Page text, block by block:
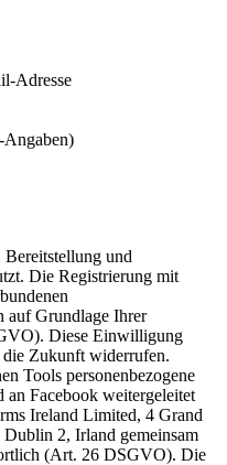
Adresse
Angaben)
und
Die Registrierung mit
auf Grundlage Ihrer
Diese Einwilligung
Zukunft widerrufen.
Tools personenbezogene
an Facebook weitergeleitet
Ireland Limited, 4 Grand
2, Irland gemeinsam
(Art. 26 DSGVO). Die